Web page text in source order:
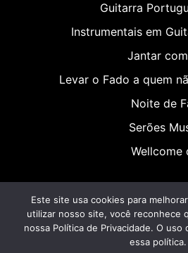
Guitarra
Instrumentais em
Jantar
Levar o Fado a quem
Noite de
Serões
Wellcome
© 2026 Tudo isto é fado. Todos os
Este site usa cookies para
utilizar nosso site, você reconhece
nossa Política de Privacidade. O
essa política.